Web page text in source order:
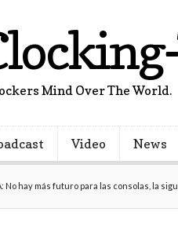
Mind Over The World.
Video News
No hay más futuro para las consolas, la